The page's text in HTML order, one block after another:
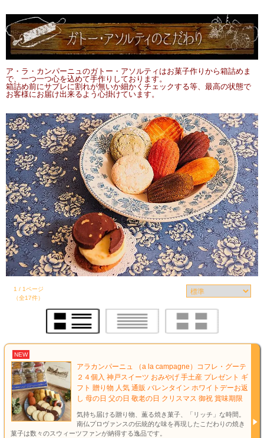
ア・ラ・カンパーニュのガトー・アソルティはお菓子作りから箱詰めま
で、一つ一つ心を込めて手作りしております。
箱詰め前にサブレに割れが無いか細かくチェックする等、最高の状態で
お客様にお届け出来るよう心掛けています。
1 / 1ページ
（全17件）
NEW
アラカンパーニュ （a la campagne）コフレ・グーテ
２４個入 神戸スイーツ おみやげ 手土産 プレゼント ギ
フト 贈り物 人気 通販 バレンタイン ホワイトデーお返
し 母の日 父の日 敬老の日 クリスマス 御祝 賞味期限
気持ち届ける贈り物、薫る焼き菓子、「リッチ」な時間。
南仏プロヴァンスの伝統的な味を再現したこだわりの焼き
菓子は数々のスウィーツファンが納得する逸品です。